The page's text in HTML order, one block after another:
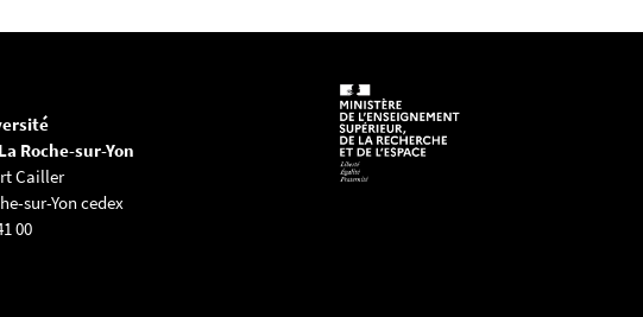
Roche-sur-Yon
Cailler
sur-Yon cedex
00